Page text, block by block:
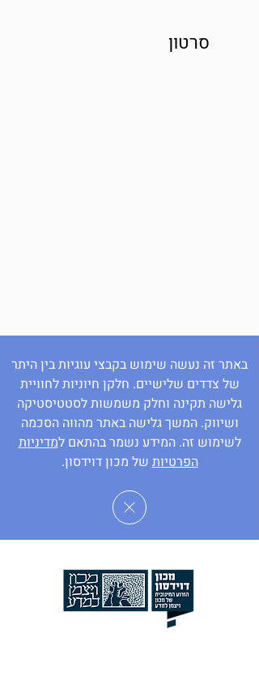
סרטון
באתר זה נעשה שימוש בקבצי עוגיות בין היתר
של צדדים שלישיים. חלקן חיוניות לחוויית
גלישה תקינה וחלק משמשות לסטטיסטיקה
ושיווק. המשך גלישה באתר מהווה הסכמה
לשימוש זה. המידע נשמר בהתאם למדיניות
הפרטיותשל מכון דוידסון.